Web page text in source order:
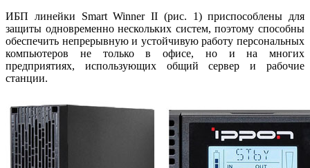
ИБП линейки Smart Winner II (рис. 1) приспособлены для
защиты одновременно нескольких систем, поэтому способны
обеспечить непрерывную и устойчивую работу персональных
компьютеров не только в офисе, но и на многих
предприятиях, использующих общий сервер и рабочие
станции.